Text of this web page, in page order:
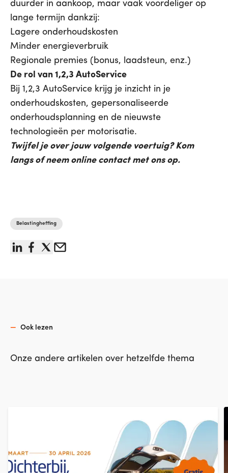
duurder in aankoop, maar vaak voordeliger op
lange termijn dankzij:
Lagere onderhoudskosten
Minder energieverbruik
Regionale premies (bonus, laadsteun, enz.)
De rol van 1,2,3 AutoService
Bij 1,2,3 AutoService krijg je inzicht in je
onderhoudskosten, gepersonaliseerde
onderhoudsplanning en de nieuwste
technologieën per motorisatie.
Twijfel je over jouw volgende voertuig? Kom
langs of neem online contact met ons op.
Belastingheffing
Ook lezen
Onze andere artikelen over hetzelfde thema